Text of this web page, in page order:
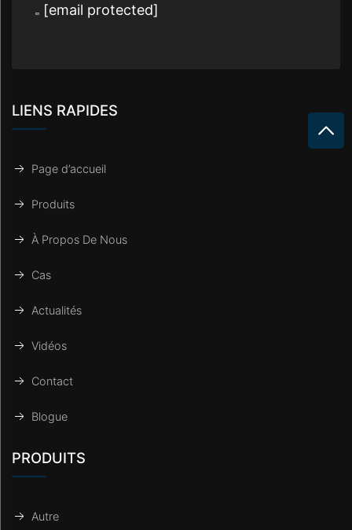
[email protected]
LIENS RAPIDES
Page d’accueil
Produits
À Propos De Nous
Cas
Actualités
Vidéos
Contact
Blogue
PRODUITS
Autre